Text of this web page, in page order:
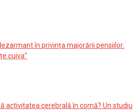
în privința majorării pensiilor:
cuiva“
activitatea cerebrală în comă? Un studiu